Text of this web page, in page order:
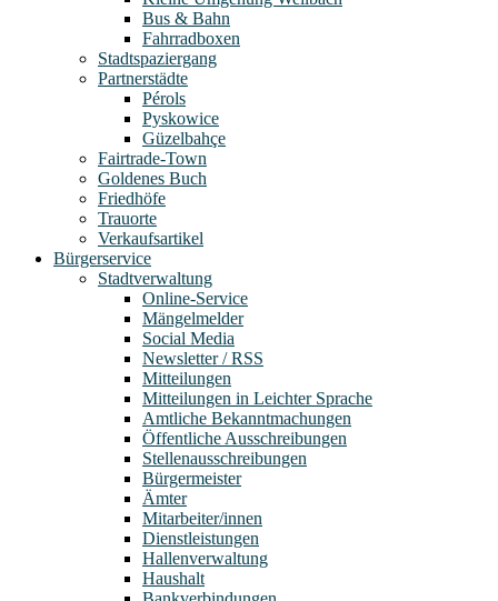
Bus & Bahn
Fahrradboxen
Stadtspaziergang
Partnerstädte
Pérols
Pyskowice
Güzelbahçe
Fairtrade-Town
Goldenes Buch
Friedhöfe
Trauorte
Verkaufsartikel
Bürgerservice
Stadtverwaltung
Online-Service
Mängelmelder
Social Media
Newsletter / RSS
Mitteilungen
Mitteilungen in Leichter Sprache
Amtliche Bekanntmachungen
Öffentliche Ausschreibungen
Stellenausschreibungen
Bürgermeister
Ämter
Mitarbeiter/innen
Dienstleistungen
Hallenverwaltung
Haushalt